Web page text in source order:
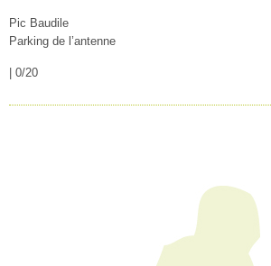
Pic Baudile
Parking de l’antenne
0/20